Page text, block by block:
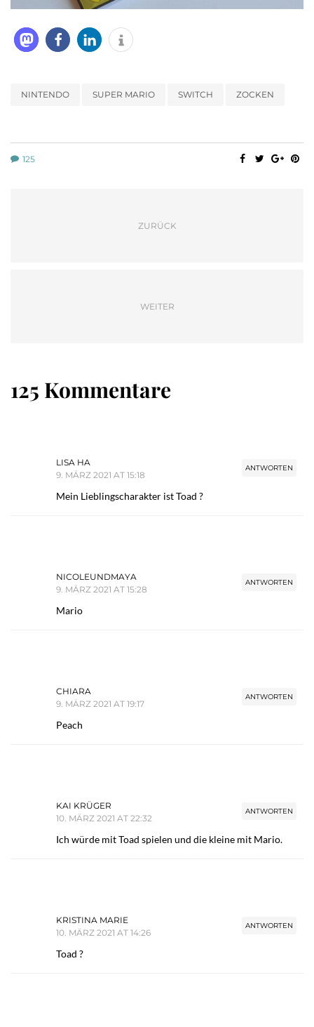
NINTENDO SUPER MARIO SWITCH ZOCKEN
125
ZURÜCK
WEITER
125 Kommentare
ANTWORTEN
LISA HA
9. MÄRZ 2021 AT 15:18
Mein Lieblingscharakter ist Toad ?
ANTWORTEN
NICOLEUNDMAYA
9. MÄRZ 2021 AT 15:28
Mario
ANTWORTEN
CHIARA
9. MÄRZ 2021 AT 19:17
Peach
ANTWORTEN
KAI KRÜGER
10. MÄRZ 2021 AT 22:32
Ich würde mit Toad spielen und die kleine mit Mario.
ANTWORTEN
KRISTINA MARIE
10. MÄRZ 2021 AT 14:26
Toad ?